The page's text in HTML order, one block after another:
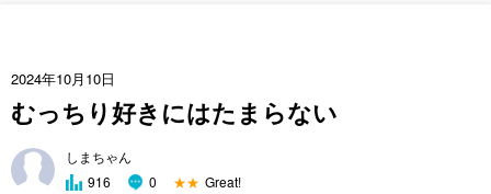
2024年10月10日
むっちり好きにはたまらない
しまちゃん
916
0 ★★ Great!